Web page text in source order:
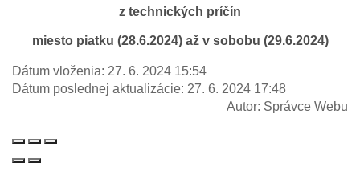
z technických príčín
miesto piatku (28.6.2024) až v sobobu (29.6.2024)
Dátum vloženia: 27. 6. 2024 15:54
Dátum poslednej aktualizácie: 27. 6. 2024 17:48
Autor: Správce Webu